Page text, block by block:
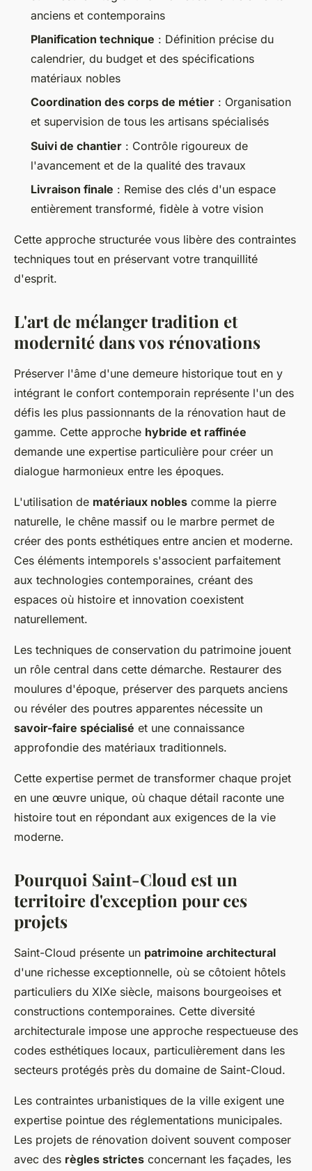
anciens et contemporains
Planification technique : Définition précise du
calendrier, du budget et des spécifications
matériaux nobles
Coordination des corps de métier : Organisation
et supervision de tous les artisans spécialisés
Suivi de chantier : Contrôle rigoureux de
l'avancement et de la qualité des travaux
Livraison finale : Remise des clés d'un espace
entièrement transformé, fidèle à votre vision
Cette approche structurée vous libère des contraintes
techniques tout en préservant votre tranquillité
d'esprit.
L'art de mélanger tradition et
modernité dans vos rénovations
Préserver l'âme d'une demeure historique tout en y
intégrant le confort contemporain représente l'un des
défis les plus passionnants de la rénovation haut de
gamme. Cette approche hybride et raffinée
demande une expertise particulière pour créer un
dialogue harmonieux entre les époques.
L'utilisation de matériaux nobles comme la pierre
naturelle, le chêne massif ou le marbre permet de
créer des ponts esthétiques entre ancien et moderne.
Ces éléments intemporels s'associent parfaitement
aux technologies contemporaines, créant des
espaces où histoire et innovation coexistent
naturellement.
Les techniques de conservation du patrimoine jouent
un rôle central dans cette démarche. Restaurer des
moulures d'époque, préserver des parquets anciens
ou révéler des poutres apparentes nécessite un
savoir-faire spécialisé et une connaissance
approfondie des matériaux traditionnels.
Cette expertise permet de transformer chaque projet
en une œuvre unique, où chaque détail raconte une
histoire tout en répondant aux exigences de la vie
moderne.
Pourquoi Saint-Cloud est un
territoire d'exception pour ces
projets
Saint-Cloud présente un patrimoine architectural
d'une richesse exceptionnelle, où se côtoient hôtels
particuliers du XIXe siècle, maisons bourgeoises et
constructions contemporaines. Cette diversité
architecturale impose une approche respectueuse des
codes esthétiques locaux, particulièrement dans les
secteurs protégés près du domaine de Saint-Cloud.
Les contraintes urbanistiques de la ville exigent une
expertise pointue des réglementations municipales.
Les projets de rénovation doivent souvent composer
avec des règles strictes concernant les façades, les